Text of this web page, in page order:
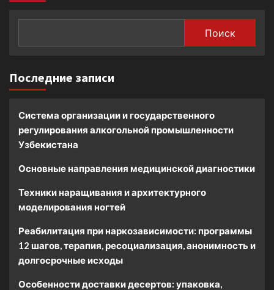
Поиск
Последние записи
Система организации и государственного
регулирования алкогольной промышленности
Узбекистана
Основные направления медицинской диагностики
Техники наращивания и архитектурного
моделирования ногтей
Реабилитация при наркозависимости: программы
12 шагов, терапия, ресоциализация, анонимность и
долгосрочные исходы
Особенности доставки десертов: упаковка,